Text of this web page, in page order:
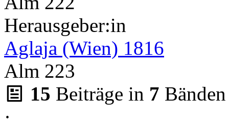
Herausgeber:in
Aglaja (Wien) 1816
Alm 223
15 Beiträge in 7 Bänden
·